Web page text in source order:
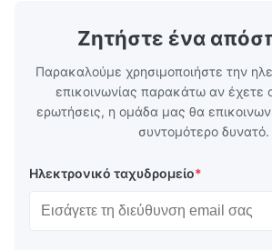
Ζητήστε ένα
Παρακαλούμε χρησιμοποιήστε την
επικοινωνίας παρακάτω αν έχετε
ερωτήσεις, η ομάδα μας θα
συντομότερο δυνατό.
Ηλεκτρονικό ταχυδρομείο*